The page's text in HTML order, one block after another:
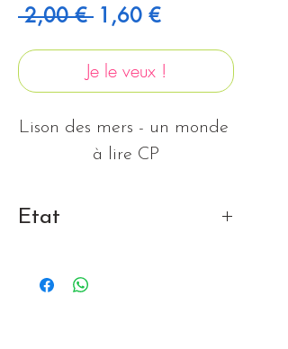
2,00 € Prix original
1,60 €Prix
Je le veux !
Lison des mers - un monde
à lire CP
Etat